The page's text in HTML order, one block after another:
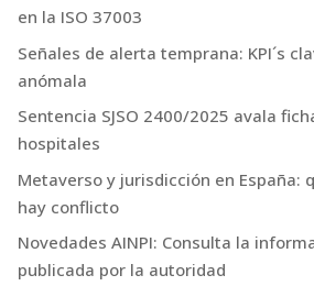
en la ISO 37003
Señales de alerta temprana: KPI´s
anómala
Sentencia SJSO 2400/2025 avala
hospitales
Metaverso y jurisdicción en España:
hay conflicto
Novedades AINPI: Consulta la
publicada por la autoridad